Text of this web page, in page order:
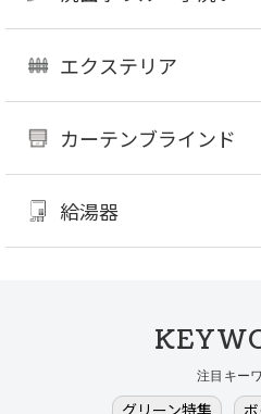
エクステリア
カーテンブラインド
給湯器
注目キー